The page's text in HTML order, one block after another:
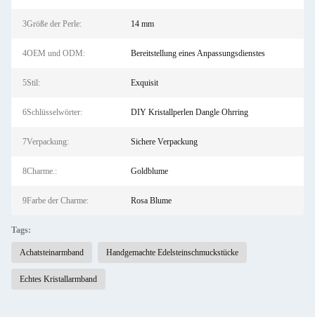
3Größe der Perle: 14 mm
4OEM und ODM: Bereitstellung eines Anpassungsdienstes
5Stil: Exquisit
6Schlüsselwörter: DIY Kristallperlen Dangle Ohrring
7Verpackung: Sichere Verpackung
8Charme.: Goldblume
9Farbe der Charme: Rosa Blume
Tags:
Achatsteinarmband Handgemachte Edelsteinschmuckstücke
Echtes Kristallarmband